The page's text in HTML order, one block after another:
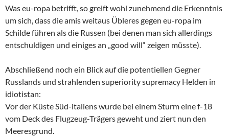
Was eu-ropa betrifft, so greift wohl zunehmend die Erkenntnis
um sich, dass die amis weitaus Übleres gegen eu-ropa im
Schilde führen als die Russen (bei denen man sich allerdings
entschuldigen und einiges an „good will“ zeigen müsste).
Abschließend noch ein Blick auf die potentiellen Gegner
Russlands und strahlenden superiority supremacy Helden in
idiotistan:
Vor der Küste Süd-italiens wurde bei einem Sturm eine f-18
vom Deck des Flugzeug-Trägers geweht und ziert nun den
Meeresgrund.